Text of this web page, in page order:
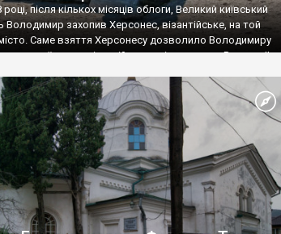
році, після кількох місяців облоги, Великий київський
Володимир захопив Херсонес, візантійське, на той
Саме взяття Херсонесу дозволило Володимиру
свої умови візантійському імператору Василю ІІ,
Володимир-язичник, став Василем-
А потім було Хрещення Русі. На честь
Таврійського названо місто […]